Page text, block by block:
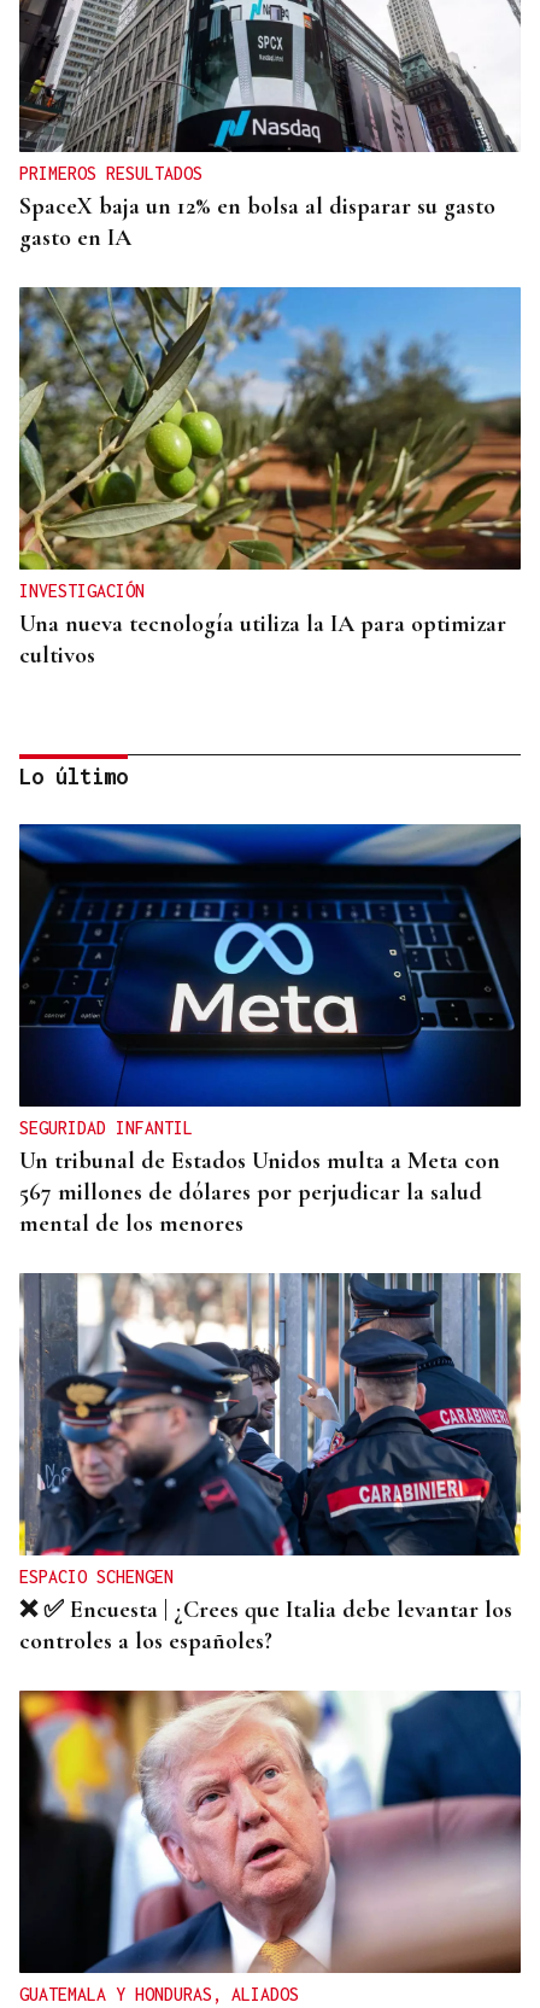
PRIMEROS RESULTADOS
SpaceX baja un 12% en bolsa al disparar su gasto
gasto en IA
INVESTIGACIÓN
Una nueva tecnología utiliza la IA para optimizar
cultivos
SIEMENS GAMESA
El Ibex 35 abre la sesión con un alza del 0,4% y
acaricia los históricos 20.100 puntos
Lo último
SEGURIDAD INFANTIL
Un tribunal de Estados Unidos multa a Meta con
567 millones de dólares por perjudicar la salud
mental de los menores
ESPACIO SCHENGEN
❌ ✅ Encuesta | ¿Crees que Italia debe levantar los
controles a los españoles?
GUATEMALA Y HONDURAS, ALIADOS